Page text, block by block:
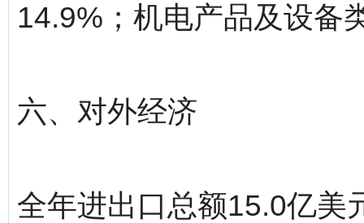
14.9%；机电产品及设备
六、对外经济
全年进出口总额15.0亿美